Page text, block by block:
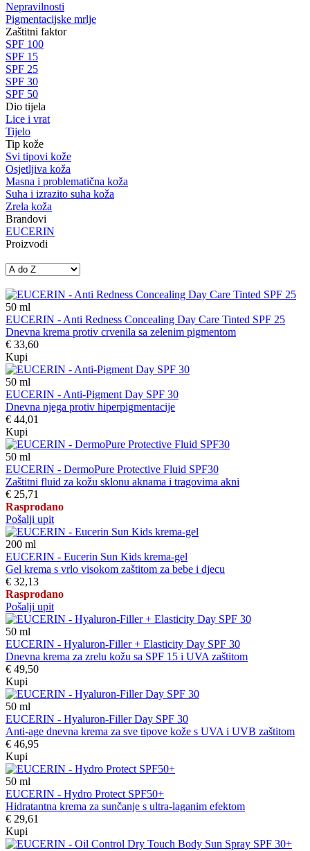
Nepravilnosti
Pigmentacijske mrlje
Zaštitni faktor
SPF 100
SPF 15
SPF 25
SPF 30
SPF 50
Dio tijela
Lice i vrat
Tijelo
Tip kože
Svi tipovi kože
Osjetljiva koža
Masna i problematična koža
Suha i izrazito suha koža
Zrela koža
Brandovi
EUCERIN
Proizvodi
50 ml
EUCERIN - Anti Redness Concealing Day Care Tinted SPF 25
Dnevna krema protiv crvenila sa zelenim pigmentom
€ 33,60
Kupi
50 ml
EUCERIN - Anti-Pigment Day SPF 30
Dnevna njega protiv hiperpigmentacije
€ 44,01
Kupi
50 ml
EUCERIN - DermoPure Protective Fluid SPF30
Zaštitni fluid za kožu sklonu aknama i tragovima akni
€ 25,71
Rasprodano
Pošalji upit
200 ml
EUCERIN - Eucerin Sun Kids krema-gel
Gel krema s vrlo visokom zaštitom za bebe i djecu
€ 32,13
Rasprodano
Pošalji upit
50 ml
EUCERIN - Hyaluron-Filler + Elasticity Day SPF 30
Dnevna krema za zrelu kožu sa SPF 15 i UVA zaštitom
€ 49,50
Kupi
50 ml
EUCERIN - Hyaluron-Filler Day SPF 30
Anti-age dnevna krema za sve tipove kože s UVA i UVB zaštitom
€ 46,95
Kupi
50 ml
EUCERIN - Hydro Protect SPF50+
Hidratantna krema za sunčanje s ultra-laganim efektom
€ 29,61
Kupi